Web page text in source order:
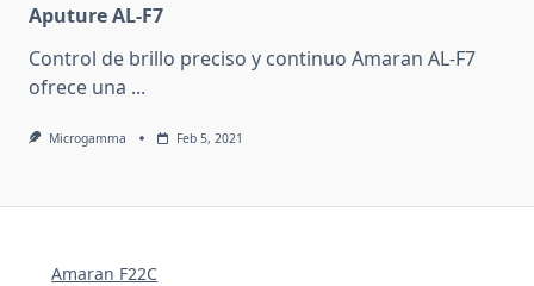
Aputure AL-F7
Control de brillo preciso y continuo Amaran AL-F7
ofrece una ...
Microgamma Feb 5, 2021
Amaran F22C